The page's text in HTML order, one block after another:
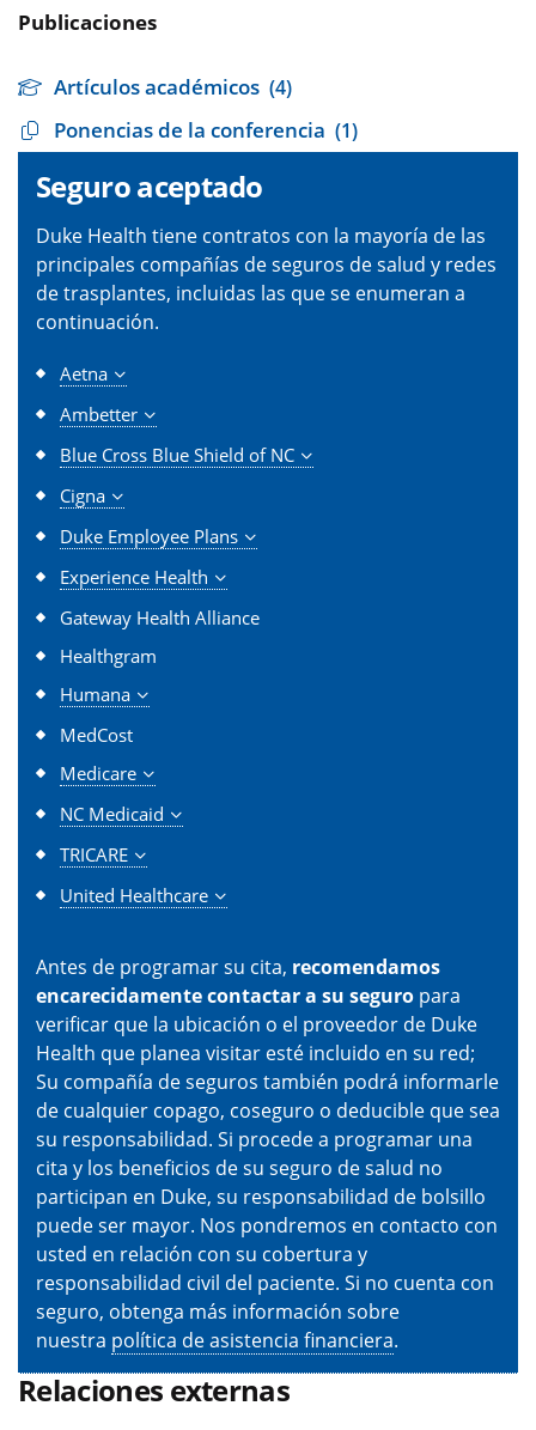
Publicaciones
Artículos académicos (4)
Ponencias de la conferencia (1)
Seguro aceptado
Duke Health tiene contratos con la mayoría de las
principales compañías de seguros de salud y redes
de trasplantes, incluidas las que se enumeran a
continuación.
Aetna
Ambetter
Blue Cross Blue Shield of NC
Cigna
Duke Employee Plans
Experience Health
Gateway Health Alliance
Healthgram
Humana
MedCost
Medicare
NC Medicaid
TRICARE
United Healthcare
Antes de programar su cita, recomendamos
encarecidamente contactar a su seguro para
verificar que la ubicación o el proveedor de Duke
Health que planea visitar esté incluido en su red;
Su compañía de seguros también podrá informarle
de cualquier copago, coseguro o deducible que sea
su responsabilidad. Si procede a programar una
cita y los beneficios de su seguro de salud no
participan en Duke, su responsabilidad de bolsillo
puede ser mayor. Nos pondremos en contacto con
usted en relación con su cobertura y
responsabilidad civil del paciente. Si no cuenta con
seguro, obtenga más información sobre
nuestra política de asistencia financiera.
Relaciones externas